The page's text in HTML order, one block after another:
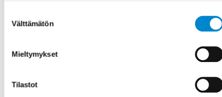
valinta
Välttämätön
Mieltymykset
Tilastot
pistemäistä, mikä aiheuttaa suurempia paineita ja
viivamaisempaa ja kuormitus jakautuu useammalle
hampaalle samanaikaisesti, mikä vähentää